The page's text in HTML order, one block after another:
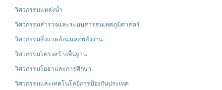
วิศวกรรมแหล่งน้ำ
วิศวกรรมสำรวจและระบบสารสนเทศภูมิศาสตร์
วิศวกรรมสิ่งแวดล้อมและพลังงาน
วิศวกรรมโครงสร้างพื้นฐาน
วิศวกรรมโยธาและการศึกษา
วิศวกรรมและเทคโนโลยีการป้องกันประเทศ